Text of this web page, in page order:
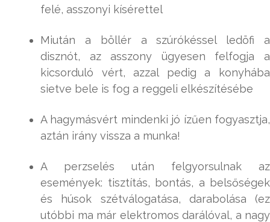
felé, asszonyi kísérettel
Miután a böllér a szúrókéssel ledöfi a
disznót, az asszony ügyesen felfogja a
kicsorduló vért, azzal pedig a konyhába
sietve bele is fog a reggeli elkészítésébe
A hagymásvért mindenki jó ízűen fogyasztja,
aztán irány vissza a munka!
A perzselés után felgyorsulnak az
események: tisztítás, bontás, a belsőségek
és húsok szétválogatása, darabolása (ez
utóbbi ma már elektromos darálóval, a nagy